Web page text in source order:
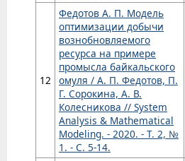
12
Федотов А. П. Модель
оптимизации добычи
вознобновляемого
ресурса на примере
промысла байкальского
омуля / А. П. Федотов, П.
Г. Сорокина, А. В.
Колесникова // System
Analysis & Mathematical
Modeling. - 2020. - Т. 2, №
1. - С. 5-14.